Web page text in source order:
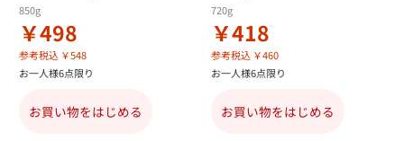
850g
￥498
参考税込 ￥548
お一人様6点限り
お買い物をはじめる
720g
￥418
参考税込 ￥460
お一人様6点限り
お買い物をはじめる